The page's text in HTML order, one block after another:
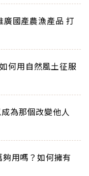
廣國產農漁產品 打
何用自然風土征服
為那個改變他人
用嗎？如何擁有